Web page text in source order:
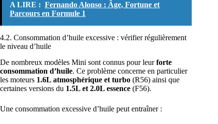
A LIRE : Fernando Alonso : Âge, Fortune et
Parcours en Formule 1
4.2. Consommation d’huile excessive : vérifier régulièrement
le niveau d’huile
De nombreux modèles Mini sont connus pour leurforte
consommation d’huile. Ce problème concerne en particulier
les moteurs 1.6L atmosphérique et turbo (R56) ainsi que
certaines versions du 1.5L et 2.0L essence (F56).
Une consommation excessive d’huile peut entraîner :